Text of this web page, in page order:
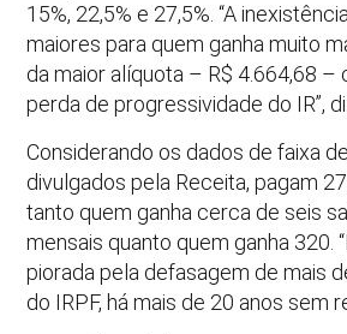
15%, 22,5% e 27,5%. “A
maiores para quem ganha muito
da maior alíquota – R$ 4.664,68 –
perda de progressividade do IR”,
Considerando os dados de faixa
divulgados pela Receita, pagam
tanto quem ganha cerca de seis
mensais quanto quem ganha 320.
piorada pela defasagem de mais
do IRPF, há mais de 20 anos sem